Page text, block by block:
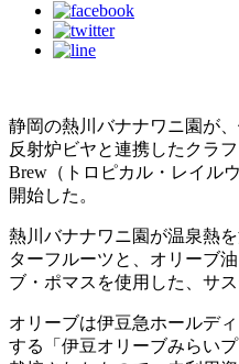
静岡の熱川バナナワニ園が
反射炉ビヤと連携したクラ
Brew（トロピカル・レイル
開始した。
熱川バナナワニ園が温泉熱
ターフルーツと、オリーブ
ブ・ポマスを使用した、サ
オリーブは伊豆急ホールデ
する「伊豆オリーブみらい